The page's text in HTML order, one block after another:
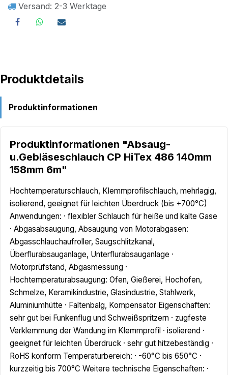
Versand: 2-3 Werktage
Produktdetails
Produktinformationen
Produktinformationen "Absaug-
u.Gebläseschlauch CP HiTex 486 140mm
158mm 6m"
Hochtemperaturschlauch, Klemmprofilschlauch, mehrlagig,
isolierend, geeignet für leichten Überdruck (bis +700°C)
Anwendungen: · flexibler Schlauch für heiße und kalte Gase
· Abgasabsaugung, Absaugung von Motorabgasen:
Abgasschlauchaufroller, Saugschlitzkanal,
Überflurabsauganlage, Unterflurabsauganlage ·
Motorprüfstand, Abgasmessung ·
Hochtemperaturabsaugung: Ofen, Gießerei, Hochofen,
Schmelze, Keramikindustrie, Glasindustrie, Stahlwerk,
Aluminiumhütte · Faltenbalg, Kompensator Eigenschaften:
sehr gut bei Funkenflug und Schweißspritzern · zugfeste
Verklemmung der Wandung im Klemmprofil · isolierend ·
geeignet für leichten Überdruck · sehr gut hitzebeständig ·
RoHS konform Temperaturbereich: · -60°C bis 650°C ·
kurzzeitig bis 700°C Weitere technische Eigenschaften: ·